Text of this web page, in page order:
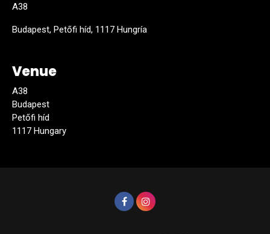
A38
Budapest, Petőfi híd, 1117 Hungría
Venue
A38
Budapest
Petőfi híd
1117 Hungary